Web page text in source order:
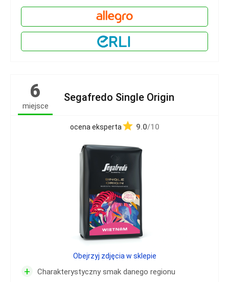
6
miejsce
Segafredo Single Origin
ocena eksperta 9.0/10
+ Charakterystyczny smak danego regionu
Obejrzyj zdjęcia w sklepie